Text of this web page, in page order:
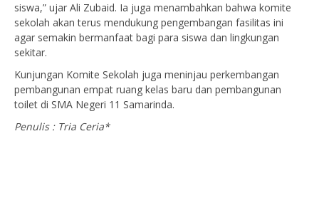
siswa,” ujar Ali Zubaid. Ia juga menambahkan bahwa komite
sekolah akan terus mendukung pengembangan fasilitas ini
agar semakin bermanfaat bagi para siswa dan lingkungan
sekitar.
Kunjungan Komite Sekolah juga meninjau perkembangan
pembangunan empat ruang kelas baru dan pembangunan
toilet di SMA Negeri 11 Samarinda.
Penulis : Tria Ceria*